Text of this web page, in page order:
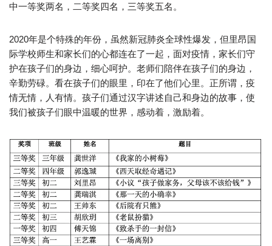
中一等奖两名，二等奖四名，三等奖五名。
2020年是个特殊的年份，虽然新冠肺炎全球性爆发，但里昂国
际学校师生和家长们的心都连在了一起，面对疫情，家长们守
护在孩子们的身边，细心呵护。老师们陪伴在孩子们的身边，
辛勤劳碌。看在孩子们的眼里，印在了他们心里。正所谓，疫
情无情，人有情。孩子们通过汉字讲述自己和身边的故事，使
我们被孩子们眼中温暖的世界，感动着，激励着。